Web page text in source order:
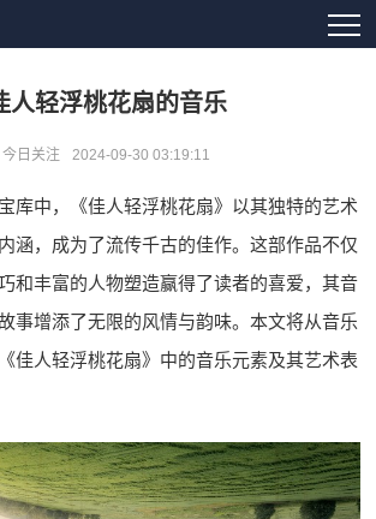
人轻浮桃花扇的音乐
今日关注 2024-09-30 03:19:11
库中，《佳人轻浮桃花扇》以其独特的艺术
涵，成为了流传千古的佳作。这部作品不仅
和丰富的人物塑造赢得了读者的喜爱，其音
事增添了无限的风情与韵味。本文将从音乐
佳人轻浮桃花扇》中的音乐元素及其艺术表